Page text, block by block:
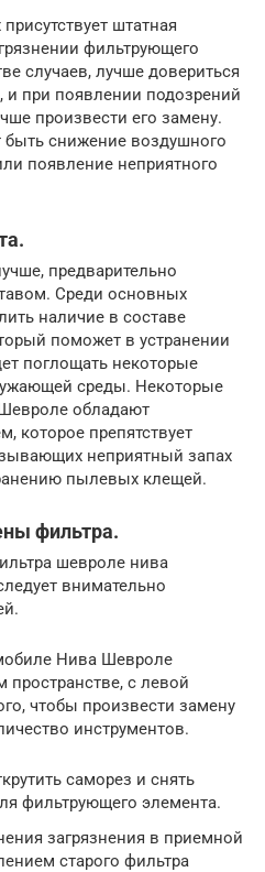
штатная
фильтрующего
случаев, лучше довериться
при появлении подозрений
произвести его замену.
снижение воздушного
появление неприятного
предварительно
Среди основных
наличие в составе
поможет в устранении
поглощать некоторые
среды. Некоторые
обладают
которое препятствует
неприятный запах
пылевых клещей.
фильтра.
шевроле нива
внимательно
Нива Шевроле
пространстве, с левой
чтобы произвести замену
инструментов.
саморез и снять
фильтрующего элемента.
загрязнения в приемной
старого фильтра